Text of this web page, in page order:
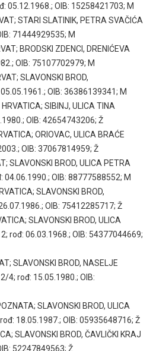
05.12.1968.; OIB: 15258421703; M
STARI SLATINIK, PETRA SVAČIĆA
71444929535; M
BRODSKI ZDENCI, DRENIĆEVA
OIB: 75107702979; M
SLAVONSKI BROD,
OIB: 36386139341; M
SIBINJ, ULICA TINA
OIB: 42654743206; Ž
ORIOVAC, ULICA BRAĆE
OIB: 37067814959; Ž
SLAVONSKI BROD, ULICA PETRA
04.06.1990.; OIB: 88777588552; M
SLAVONSKI BROD,
OIB: 75412285717; Ž
SLAVONSKI BROD, ULICA
rođ: 06.03.1968.; OIB: 54377044669;
SLAVONSKI BROD, NASELJE
2/4; rođ: 15.05.1980.; OIB:
SLAVONSKI BROD, ULICA
18.05.1987.; OIB: 05935648716; Ž
SLAVONSKI BROD, ČAVLIČKI KRAJ
52247849563; Ž